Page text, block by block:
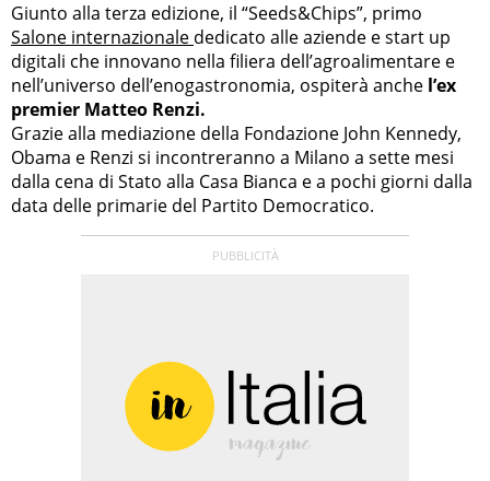
Giunto alla terza edizione, il “Seeds&Chips”, primo
Salone internazionale dedicato alle aziende e start up
digitali che innovano nella filiera dell’agroalimentare e
nell’universo dell’enogastronomia, ospiterà anche l’ex
premier Matteo Renzi.
Grazie alla mediazione della Fondazione John Kennedy,
Obama e Renzi si incontreranno a Milano a sette mesi
dalla cena di Stato alla Casa Bianca e a pochi giorni dalla
data delle primarie del Partito Democratico.